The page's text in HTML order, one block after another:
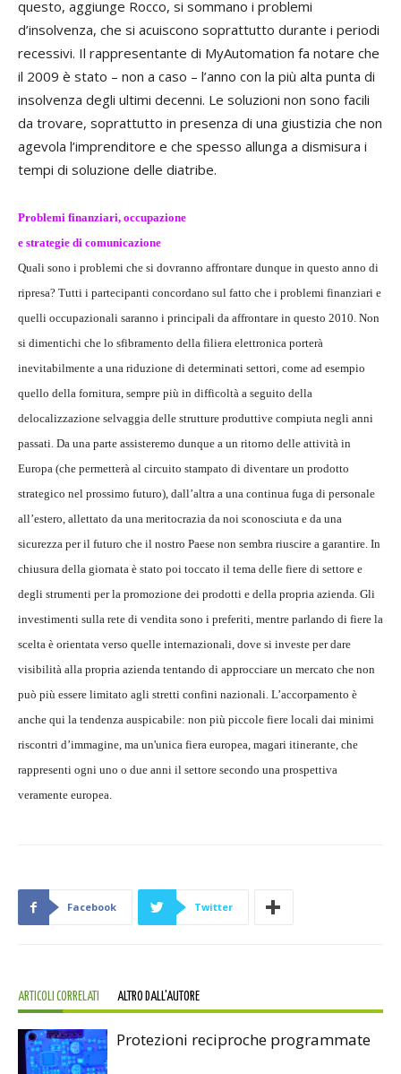
questo, aggiunge Rocco, si sommano i problemi
d’insolvenza, che si acuiscono soprattutto durante i periodi
recessivi. Il rappresentante di MyAutomation fa notare che
il 2009 è stato – non a caso – l’anno con la più alta punta di
insolvenza degli ultimi decenni. Le soluzioni non sono facili
da trovare, soprattutto in presenza di una giustizia che non
agevola l’imprenditore e che spesso allunga a dismisura i
tempi di soluzione delle diatribe.
Problemi finanziari, occupazione
e strategie di comunicazione
Quali sono i problemi che si dovranno affrontare dunque in questo anno di
ripresa? Tutti i partecipanti concordano sul fatto che i problemi finanziari e
quelli occupazionali saranno i principali da affrontare in questo 2010. Non
si dimentichi che lo sfibramento della filiera elettronica porterà
inevitabilmente a una riduzione di determinati settori, come ad esempio
quello della fornitura, sempre più in difficoltà a seguito della
delocalizzazione selvaggia delle strutture produttive compiuta negli anni
passati. Da una parte assisteremo dunque a un ritorno delle attività in
Europa (che permetterà al circuito stampato di diventare un prodotto
strategico nel prossimo futuro), dall’altra a una continua fuga di personale
all’estero, allettato da una meritocrazia da noi sconosciuta e da una
sicurezza per il futuro che il nostro Paese non sembra riuscire a garantire. In
chiusura della giornata è stato poi toccato il tema delle fiere di settore e
degli strumenti per la promozione dei prodotti e della propria azienda. Gli
investimenti sulla rete di vendita sono i preferiti, mentre parlando di fiere la
scelta è orientata verso quelle internazionali, dove si investe per dare
visibilità alla propria azienda tentando di approcciare un mercato che non
può più essere limitato agli stretti confini nazionali. L’accorpamento è
anche qui la tendenza auspicabile: non più piccole fiere locali dai minimi
riscontri d’immagine, ma un'unica fiera europea, magari itinerante, che
rappresenti ogni uno o due anni il settore secondo una prospettiva
veramente europea.
Facebook Twitter
ARTICOLI CORRELATI ALTRO DALL'AUTORE
Protezioni reciproche programmate